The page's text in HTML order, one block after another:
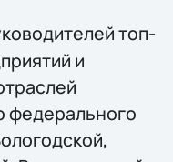
топ-
и
федерального